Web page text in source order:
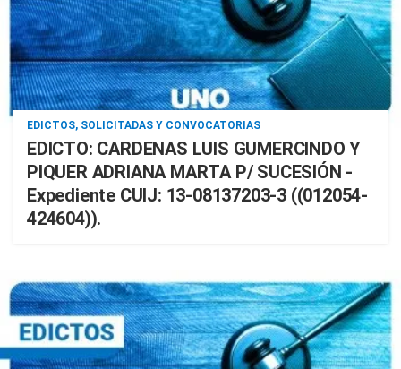
EDICTOS, SOLICITADAS Y CONVOCATORIAS
EDICTO: CARDENAS LUIS GUMERCINDO Y
PIQUER ADRIANA MARTA P/ SUCESIÓN -
Expediente CUIJ: 13-08137203-3 ((012054-
424604)).